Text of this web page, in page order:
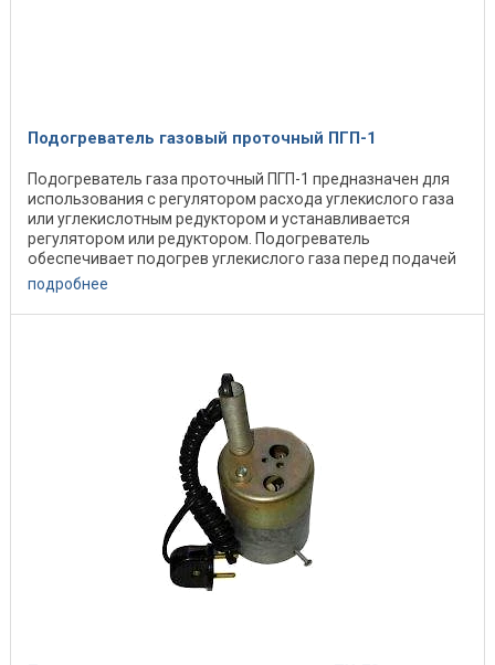
Подогреватель газовый проточный ПГП-1
Подогреватель газа проточный ПГП-1 предназначен для
использования с регулятором расхода углекислого газа
или углекислотным редуктором и устанавливается
регулятором или редуктором. Подогреватель
обеспечивает подогрев углекислого газа перед подачей
...
подробнее